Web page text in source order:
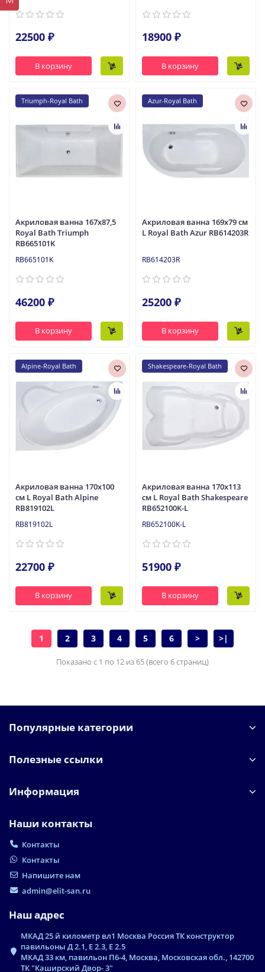
22500 ₽
В корзину
18900 ₽
В корзину
Triumph-Royal Bath
Акриловая ванна 167x87,5
Royal Bath Triumph
RB665101K
RB665101K
46200 ₽
В корзину
Azur-Royal Bath
Акриловая ванна 169x79 см
L Royal Bath Azur RB614203R
RB614203R
25200 ₽
В корзину
Alpine-Royal Bath
Акриловая ванна 170x100
см L Royal Bath Alpine
RB819102L
RB819102L
22700 ₽
В корзину
Shakespeare-Royal Bath
Акриловая ванна 170x113
см L Royal Bath Shakespeare
RB652100K-L
RB652100K-L
51900 ₽
В корзину
1 2 3 4 5 6 > >|
Показано с 1 по 12 из 65 (всего 6 страниц)
Популярные категории
Полезные ссылки
Информация
Наши контакты
Контакты
Контакты
Напишите нам
admin@elit-san.ru
Наш адрес
МКАД 25 й километр вл1 Москва Россия ТК конструктор
павильоны Д 2.1, Е 2.3, Е 2.5
МКАД 33 км, павильон П6-4, Москва, Московская обл., 142700
ТК "Каширский Двор- 3"